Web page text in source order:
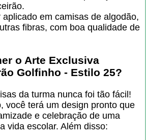
aplicado em camisas de algodão,
fibras, com boa qualidade de
o Arte Exclusiva
Golfinho - Estilo 25?
da turma nunca foi tão fácil!
você terá um design pronto que
e celebração de uma
vida escolar. Além disso: